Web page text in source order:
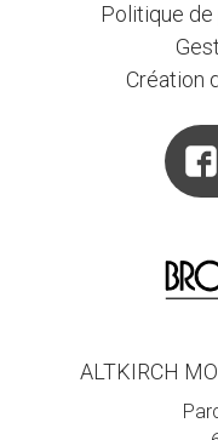
Politique
Création
ALTKIRCH